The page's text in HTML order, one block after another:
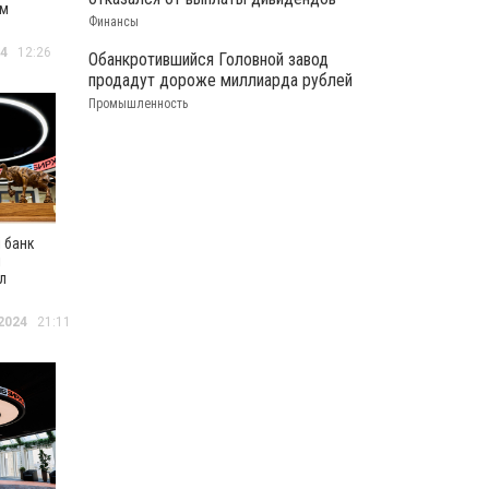
в
12:26
банк
план
21:11
Финансы
Обанкротившийся Головной завод
продадут дороже миллиарда рублей
Промышленность